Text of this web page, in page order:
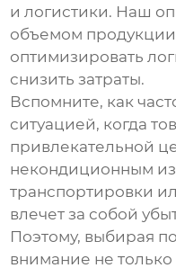
и логистики. Наш
объемом продукции
оптимизировать
снизить затраты.
Вспомните, как
ситуацией, когда
привлекательной
некондиционным
транспортировки
влечет за собой
Поэтому, выбирая
внимание не только